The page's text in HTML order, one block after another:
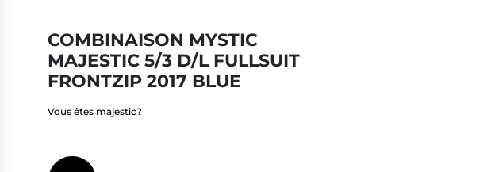
COMBINAISON MYSTIC
MAJESTIC 5/3 D/L FULLSUIT
FRONTZIP 2017 BLUE
Vous êtes majestic?